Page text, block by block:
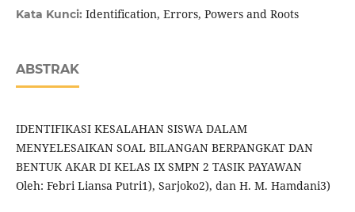
Kata Kunci: Identification, Errors, Powers and Roots
ABSTRAK
IDENTIFIKASI KESALAHAN SISWA DALAM
MENYELESAIKAN SOAL BILANGAN BERPANGKAT DAN
BENTUK AKAR DI KELAS IX SMPN 2 TASIK PAYAWAN
Oleh: Febri Liansa Putri1), Sarjoko2), dan H. M. Hamdani3)